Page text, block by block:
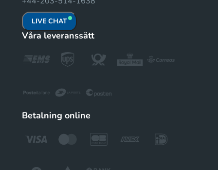
LIVE CHAT
Våra leveranssätt
Betalning online